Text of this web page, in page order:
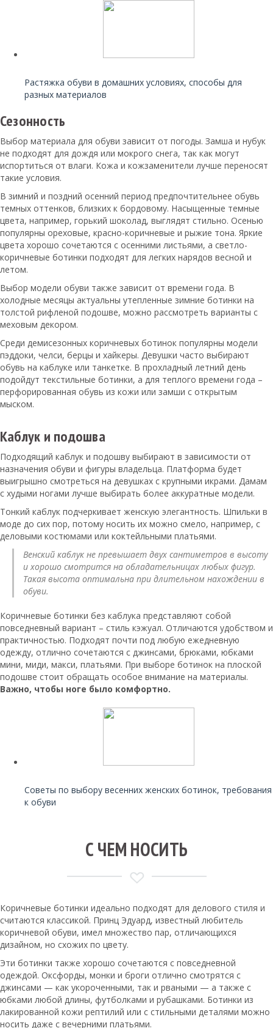
Растяжка обуви в домашних условиях, способы для
разных материалов
Сезонность
Выбор материала для обуви зависит от погоды. Замша и нубук
не подходят для дождя или мокрого снега, так как могут
испортиться от влаги. Кожа и кожзаменители лучше переносят
такие условия.
В зимний и поздний осенний период предпочтительнее обувь
темных оттенков, близких к бордовому. Насыщенные темные
цвета, например, горький шоколад, выглядят стильно. Осенью
популярны ореховые, красно-коричневые и рыжие тона. Яркие
цвета хорошо сочетаются с осенними листьями, а светло-
коричневые ботинки подходят для легких нарядов весной и
летом.
Выбор модели обуви также зависит от времени года. В
холодные месяцы актуальны утепленные зимние ботинки на
толстой рифленой подошве, можно рассмотреть варианты с
меховым декором.
Среди демисезонных коричневых ботинок популярны модели
пэддоки, челси, берцы и хайкеры. Девушки часто выбирают
обувь на каблуке или танкетке. В прохладный летний день
подойдут текстильные ботинки, а для теплого времени года –
перфорированная обувь из кожи или замши с открытым
мыском.
Каблук и подошва
Подходящий каблук и подошву выбирают в зависимости от
назначения обуви и фигуры владельца. Платформа будет
выигрышно смотреться на девушках с крупными икрами. Дамам
с худыми ногами лучше выбирать более аккуратные модели.
Тонкий каблук подчеркивает женскую элегантность. Шпильки в
моде до сих пор, потому носить их можно смело, например, с
деловыми костюмами или коктейльными платьями.
Венский каблук не превышает двух сантиметров в высоту
и хорошо смотрится на обладательницах любых фигур.
Такая высота оптимальна при длительном нахождении в
обуви.
Коричневые ботинки без каблука представляют собой
повседневный вариант – стиль кэжуал. Отличаются удобством и
практичностью. Подходят почти под любую ежедневную
одежду, отлично сочетаются с джинсами, брюками, юбками
мини, миди, макси, платьями. При выборе ботинок на плоской
подошве стоит обращать особое внимание на материалы.
Важно, чтобы ноге было комфортно.
Советы по выбору весенних женских ботинок, требования
к обуви
С ЧЕМ НОСИТЬ
Коричневые ботинки идеально подходят для делового стиля и
считаются классикой. Принц Эдуард, известный любитель
коричневой обуви, имел множество пар, отличающихся
дизайном, но схожих по цвету.
Эти ботинки также хорошо сочетаются с повседневной
одеждой. Оксфорды, монки и броги отлично смотрятся с
джинсами — как укороченными, так и рваными — а также с
юбками любой длины, футболками и рубашками. Ботинки из
лакированной кожи рептилий или с стильными деталями можно
носить даже с вечерними платьями.